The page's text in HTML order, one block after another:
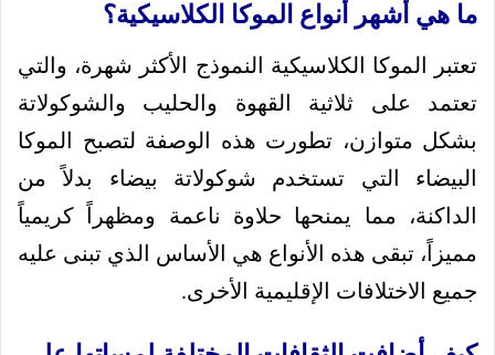
ما هي أشهر أنواع الموكا الكلاسيكية؟
تعتبر الموكا الكلاسيكية النموذج الأكثر شهرة، والتي
تعتمد على ثلاثية القهوة والحليب والشوكولاتة
بشكل متوازن، تطورت هذه الوصفة لتصبح الموكا
البيضاء التي تستخدم شوكولاتة بيضاء بدلاً من
الداكنة، مما يمنحها حلاوة ناعمة ومظهراً كريمياً
مميزاً، تبقى هذه الأنواع هي الأساس الذي تبنى عليه
جميع الاختلافات الإقليمية الأخرى.